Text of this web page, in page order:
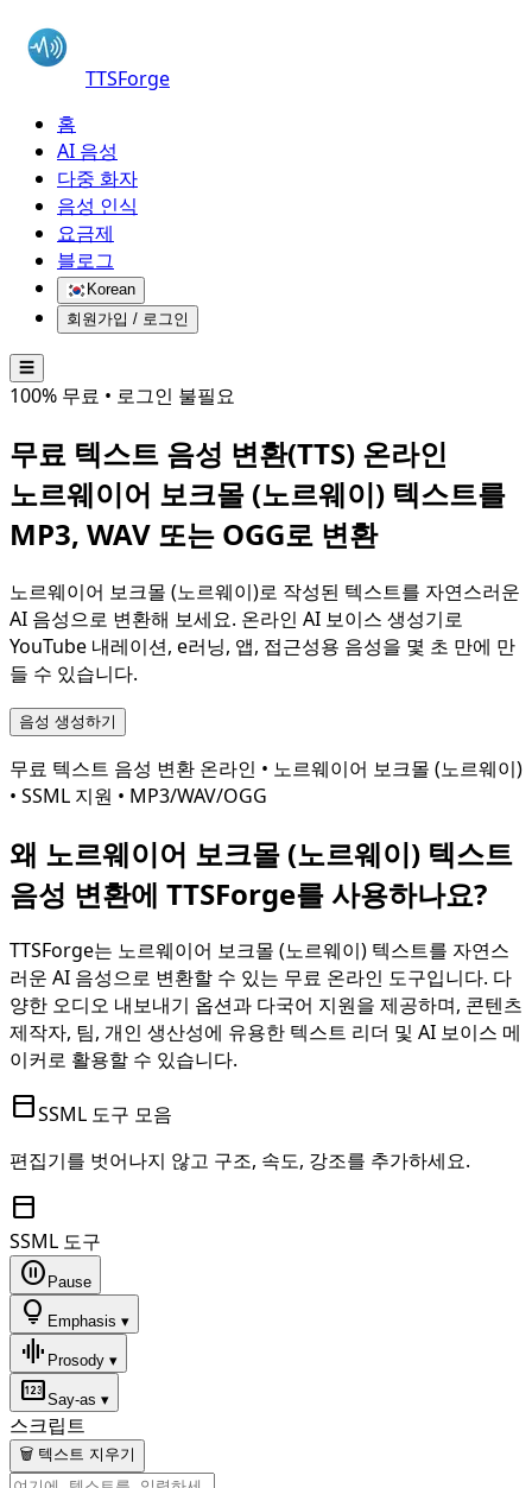
TTSForge
홈
AI 음성
다중 화자
음성 인식
요금제
블로그
Korean
회원가입 / 로그인
☰
100% 무료 • 로그인 불필요
무료 텍스트 음성 변환(TTS) 온라인
노르웨이어 보크몰 (노르웨이) 텍스트를
MP3, WAV 또는 OGG로 변환
노르웨이어 보크몰 (노르웨이)로 작성된 텍스트를 자연스러운
AI 음성으로 변환해 보세요. 온라인 AI 보이스 생성기로
YouTube 내레이션, e러닝, 앱, 접근성용 음성을 몇 초 만에 만
들 수 있습니다.
음성 생성하기
무료 텍스트 음성 변환 온라인 • 노르웨이어 보크몰 (노르웨이)
• SSML 지원 • MP3/WAV/OGG
왜 노르웨이어 보크몰 (노르웨이) 텍스트
음성 변환에 TTSForge를 사용하나요?
TTSForge는 노르웨이어 보크몰 (노르웨이) 텍스트를 자연스
러운 AI 음성으로 변환할 수 있는 무료 온라인 도구입니다. 다
양한 오디오 내보내기 옵션과 다국어 지원을 제공하며, 콘텐츠
제작자, 팀, 개인 생산성에 유용한 텍스트 리더 및 AI 보이스 메
이커로 활용할 수 있습니다.
toolbarSSML 도구 모음
편집기를 벗어나지 않고 구조, 속도, 강조를 추가하세요.
toolbar
SSML 도구
pause_circle Pause
lightbulb Emphasis ▾
graphic_eq Prosody ▾
pinSay-as ▾
스크립트
🗑 텍스트 지우기